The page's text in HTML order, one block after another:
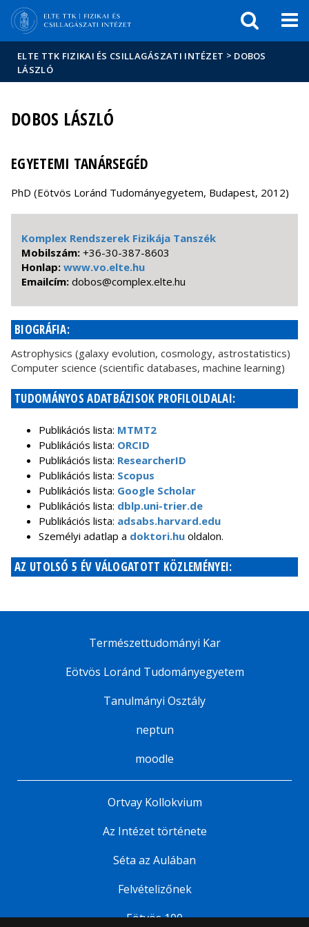
Események
sajtóban
ELTE TTK FIZIKAI ÉS CSILLAGÁSZATI INTÉZET > DOBOS
LÁSZLÓ
DOBOS LÁSZLÓ
EGYETEMI TANÁRSEGÉD
PhD (Eötvös Loránd Tudományegyetem, Budapest, 2012)
Komplex Rendszerek Fizikája Tanszék
Mobilszám: +36-30-387-8603
Honlap: www.vo.elte.hu
Emailcím: uh.etle.xelpmoc@sobod
BIOGRÁFIA:
Astrophysics (galaxy evolution, cosmology, astrostatistics)
Computer science (scientific databases, machine learning)
TUDOMÁNYOS ADATBÁZISOK PROFILOLDALAI:
Publikációs lista: MTMT2
Publikációs lista: ORCID
Publikációs lista: ResearcherID
Publikációs lista: Scopus
Publikációs lista: Google Scholar
Publikációs lista: dblp.uni-trier.de
Publikációs lista: adsabs.harvard.edu
Személyi adatlap a doktori.hu oldalon.
AZ UTOLSÓ 5 ÉV VÁLOGATOTT KÖZLEMÉNYEI:
Természettudományi Kar
Eötvös Loránd Tudományegyetem
Tanulmányi Osztály
neptun
moodle
Ortvay Kollokvium
Az Intézet története
Séta az Aulában
Felvételizőnek
Eötvös 100